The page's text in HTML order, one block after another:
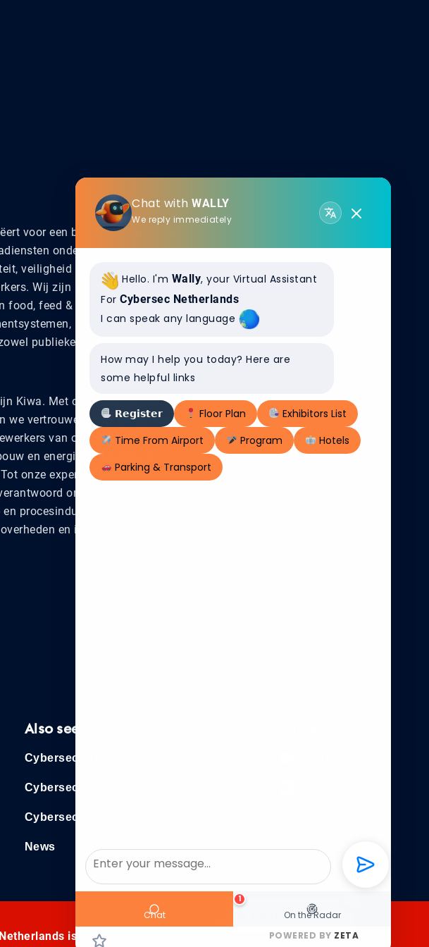
voor een betere toekomst. Met
ondersteunen wij
veiligheid en duurzaamheid van
Wij zijn actief in diverse
food, feed & farming. Onze
maatschappelijk
publieke als private
Kiwa. Met onze test-, inspectie-,
we vertrouwen in de producten,
van onze klanten.Dat doen
en energievoorziening tot
onze expertisegebieden behoren
ondernemen en
procesindustrie, (zakelijke)
en internationale
Also see
Cybersec Europe
Cybersec Asia
Cybersec 365
News
is an event organised by
Ask me anything!
Chat with WALLY
We reply immediately
Hello. I'm Wally, your Virtual Assistant
For Cybersec Netherlands
I can speak any language
How may I help you today? Here are
some helpful links
𝗥𝗲𝗴𝗶𝘀𝘁𝗲𝗿 Floor Plan
Exhibitors List
Time From Airport
Program
Hotels
Parking & Transport
Chat On the Radar
1
POWERED BY ZETA